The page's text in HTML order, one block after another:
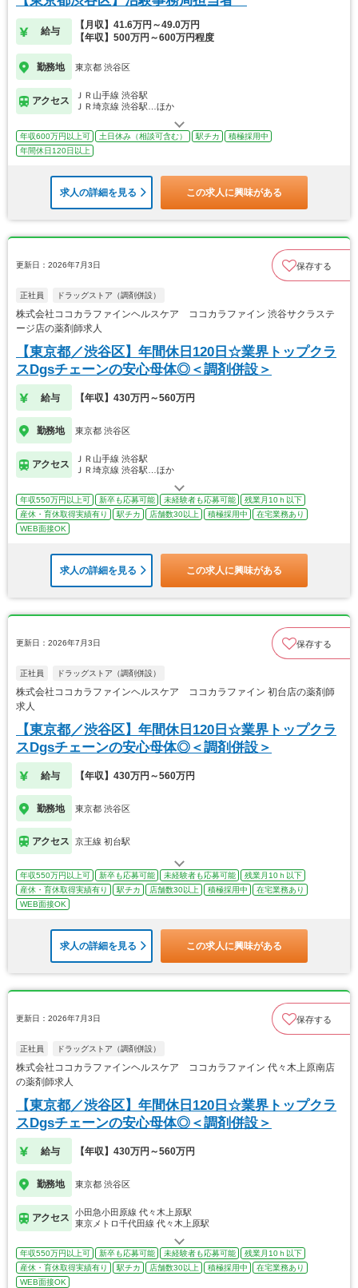
給与
【月収】41.6万円～49.0万円
【年収】500万円～600万円程度
勤務地 東京都 渋谷区
アクセス
ＪＲ山手線 渋谷駅
ＪＲ埼京線 渋谷駅…ほか
年収600万円以上可 土日休み（相談可含む） 駅チカ
積極採用中
年間休日120日以上
求人の詳細を見る この求人に興味がある
更新日：2026年7月3日 保存する
正社員 ドラッグストア（調剤併設）
株式会社ココカラファインヘルスケア ココカラファイン 渋谷サクラステ
ージ店の薬剤師求人
【東京都／渋谷区】年間休日120日☆業界トップクラ
スDgsチェーンの安心母体◎＜調剤併設＞
給与 【年収】430万円～560万円
勤務地 東京都 渋谷区
アクセス
ＪＲ山手線 渋谷駅
ＪＲ埼京線 渋谷駅…ほか
年収550万円以上可 新卒も応募可能 未経験者も応募可能
残業月10ｈ以下
産休・育休取得実績有り
駅チカ 店舗数30以上 積極採用中
在宅業務あり
WEB面接OK
求人の詳細を見る この求人に興味がある
更新日：2026年7月3日 保存する
正社員 ドラッグストア（調剤併設）
株式会社ココカラファインヘルスケア ココカラファイン 初台店の薬剤師
求人
【東京都／渋谷区】年間休日120日☆業界トップクラ
スDgsチェーンの安心母体◎＜調剤併設＞
給与 【年収】430万円～560万円
勤務地 東京都 渋谷区
アクセス 京王線 初台駅
年収550万円以上可 新卒も応募可能 未経験者も応募可能
残業月10ｈ以下
産休・育休取得実績有り
駅チカ 店舗数30以上 積極採用中
在宅業務あり
WEB面接OK
求人の詳細を見る この求人に興味がある
更新日：2026年7月3日 保存する
正社員 ドラッグストア（調剤併設）
株式会社ココカラファインヘルスケア ココカラファイン 代々木上原南店
の薬剤師求人
【東京都／渋谷区】年間休日120日☆業界トップクラ
スDgsチェーンの安心母体◎＜調剤併設＞
給与 【年収】430万円～560万円
勤務地 東京都 渋谷区
アクセス
小田急小田原線 代々木上原駅
東京メトロ千代田線 代々木上原駅
年収550万円以上可 新卒も応募可能 未経験者も応募可能
残業月10ｈ以下
産休・育休取得実績有り
駅チカ 店舗数30以上 積極採用中
在宅業務あり
WEB面接OK